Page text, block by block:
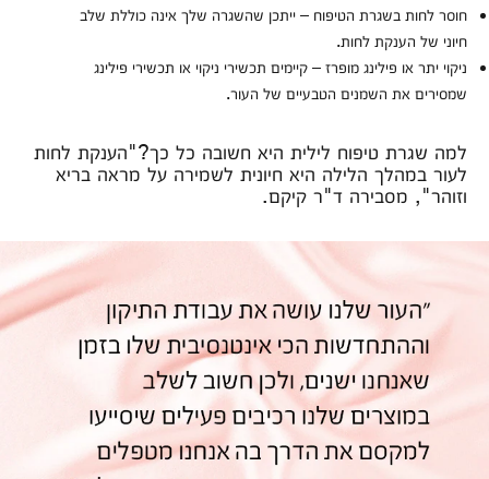
חוסר לחות בשגרת הטיפוח – ייתכן שהשגרה שלך אינה כוללת שלב
חיוני של הענקת לחות.
ניקוי יתר או פילינג מופרז – קיימים תכשירי ניקוי או תכשירי פילינג
שמסירים את השמנים הטבעיים של העור.
למה שגרת טיפוח לילית היא חשובה כל כך?"הענקת לחות
לעור במהלך הלילה היא חיונית לשמירה על מראה בריא
וזוהר", מסבירה ד"ר קיקם.